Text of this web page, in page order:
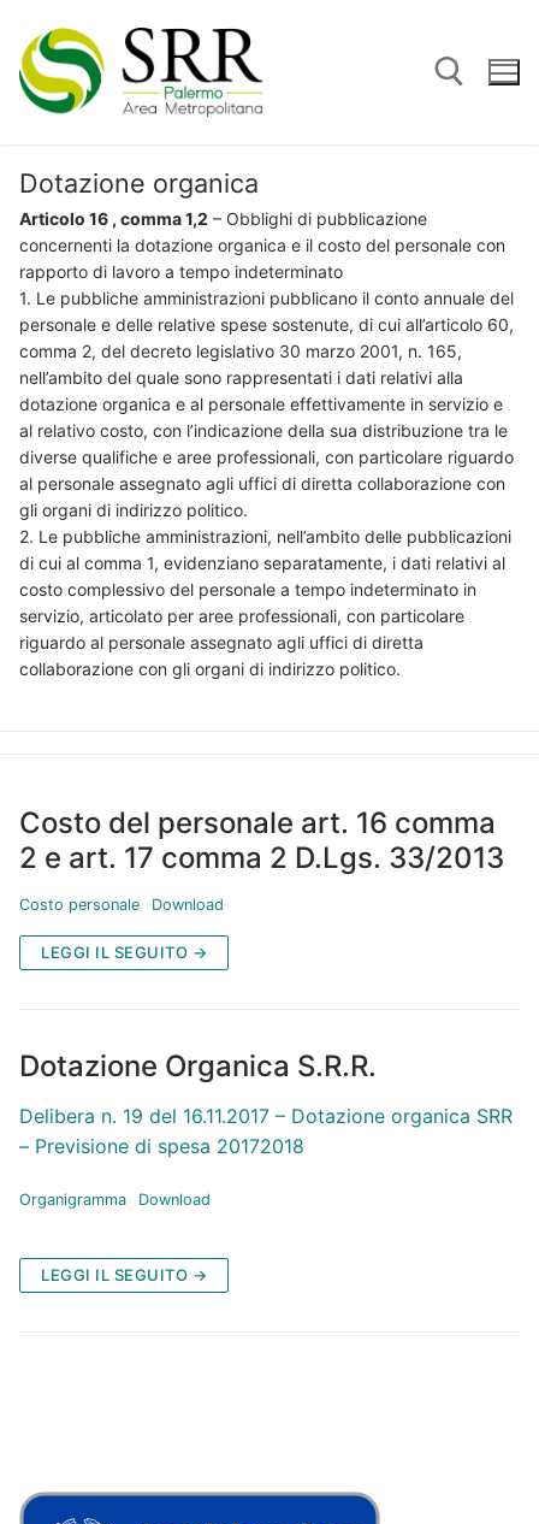
contenuto
Dotazione organica
Articolo 16 , comma 1,2 – Obblighi di pubblicazione
concernenti la dotazione organica e il costo del personale con
rapporto di lavoro a tempo indeterminato
1. Le pubbliche amministrazioni pubblicano il conto annuale del
personale e delle relative spese sostenute, di cui all’articolo 60,
comma 2, del decreto legislativo 30 marzo 2001, n. 165,
nell’ambito del quale sono rappresentati i dati relativi alla
dotazione organica e al personale effettivamente in servizio e
al relativo costo, con l’indicazione della sua distribuzione tra le
diverse qualifiche e aree professionali, con particolare riguardo
al personale assegnato agli uffici di diretta collaborazione con
gli organi di indirizzo politico.
2. Le pubbliche amministrazioni, nell’ambito delle pubblicazioni
di cui al comma 1, evidenziano separatamente, i dati relativi al
costo complessivo del personale a tempo indeterminato in
servizio, articolato per aree professionali, con particolare
riguardo al personale assegnato agli uffici di diretta
collaborazione con gli organi di indirizzo politico.
Costo del personale art. 16 comma
2 e art. 17 comma 2 D.Lgs. 33/2013
Costo personale Download
LEGGI IL SEGUITO →
Dotazione Organica S.R.R.
Delibera n. 19 del 16.11.2017 – Dotazione organica SRR
– Previsione di spesa 20172018
Organigramma Download
LEGGI IL SEGUITO →